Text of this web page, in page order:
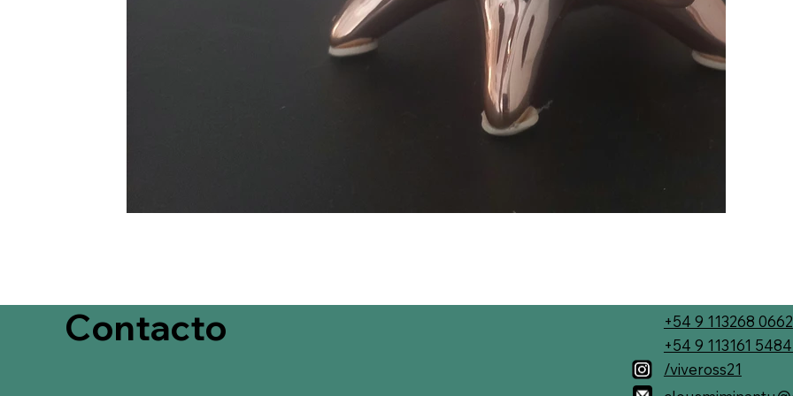
+54 9 113268 0662
+54 9 113161
/viveross21
Contacto